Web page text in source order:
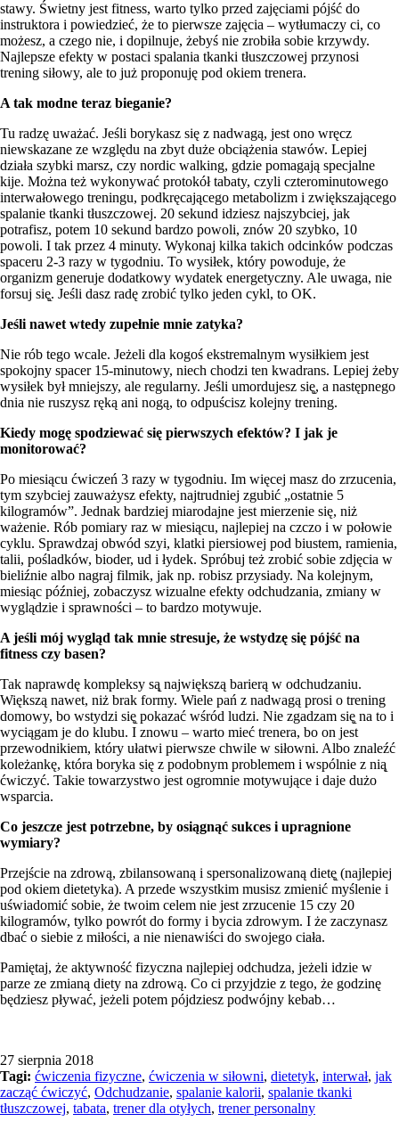
stawy. Świetny jest fitness, warto tylko przed zajęciami pójść do
instruktora i powiedzieć, że to pierwsze zajęcia – wytłumaczy ci, co
możesz, a czego nie, i dopilnuje, żebyś nie zrobiła sobie krzywdy.
Najlepsze efekty w postaci spalania tkanki tłuszczowej przynosi
trening siłowy, ale to już proponuję pod okiem trenera.
A tak modne teraz bieganie?
Tu radzę uważać. Jeśli borykasz się z nadwagą, jest ono wręcz
niewskazane ze względu na zbyt duże obciążenia stawów. Lepiej
działa szybki marsz, czy nordic walking, gdzie pomagają specjalne
kije. Można też wykonywać protokół tabaty, czyli czterominutowego
interwałowego treningu, podkręcającego metabolizm i zwiększającego
spalanie tkanki tłuszczowej. 20 sekund idziesz najszybciej, jak
potrafisz, potem 10 sekund bardzo powoli, znów 20 szybko, 10
powoli. I tak przez 4 minuty. Wykonaj kilka takich odcinków podczas
spaceru 2-3 razy w tygodniu. To wysiłek, który powoduje, że
organizm generuje dodatkowy wydatek energetyczny. Ale uwaga, nie
forsuj się̨. Jeśli dasz radę zrobić tylko jeden cykl, to OK.
Jeśli nawet wtedy zupełnie mnie zatyka?
Nie rób tego wcale. Jeżeli dla kogoś ekstremalnym wysiłkiem jest
spokojny spacer 15-minutowy, niech chodzi ten kwadrans. Lepiej żeby
wysiłek był mniejszy, ale regularny. Jeśli umordujesz się̨, a następnego
dnia nie ruszysz ręką ani nogą, to odpuścisz kolejny trening.
Kiedy mogę spodziewać się pierwszych efektów? I jak je
monitorować?
Po miesiącu ćwiczeń 3 razy w tygodniu. Im więcej masz do zrzucenia,
tym szybciej zauważysz efekty, najtrudniej zgubić „ostatnie 5
kilogramów”. Jednak bardziej miarodajne jest mierzenie się, niż
ważenie. Rób pomiary raz w miesiącu, najlepiej na czczo i w połowie
cyklu. Sprawdzaj obwód szyi, klatki piersiowej pod biustem, ramienia,
talii, pośladków, bioder, ud i łydek. Spróbuj też zrobić sobie zdjęcia w
bieliźnie albo nagraj filmik, jak np. robisz przysiady. Na kolejnym,
miesiąc później, zobaczysz wizualne efekty odchudzania, zmiany w
wyglądzie i sprawności – to bardzo motywuje.
A jeśli mój wygląd tak mnie stresuje, że wstydzę się pójść na
fitness czy basen?
Tak naprawdę kompleksy są̨ największą barierą w odchudzaniu.
Większą nawet, niż brak formy. Wiele pań z nadwagą prosi o trening
domowy, bo wstydzi się̨ pokazać wśród ludzi. Nie zgadzam się̨ na to i
wyciągam je do klubu. I znowu – warto mieć trenera, bo on jest
przewodnikiem, który ułatwi pierwsze chwile w siłowni. Albo znaleźć
koleżankę, która boryka się z podobnym problemem i wspólnie z nią̨
ćwiczyć. Takie towarzystwo jest ogromnie motywujące i daje dużo
wsparcia.
Co jeszcze jest potrzebne, by osiągnąć sukces i upragnione
wymiary?
Przejście na zdrową, zbilansowaną i spersonalizowaną dietę̨ (najlepiej
pod okiem dietetyka). A przede wszystkim musisz zmienić myślenie i
uświadomić sobie, że twoim celem nie jest zrzucenie 15 czy 20
kilogramów, tylko powrót do formy i bycia zdrowym. I że zaczynasz
dbać o siebie z miłości, a nie nienawiści do swojego ciała.
Pamiętaj, że aktywność fizyczna najlepiej odchudza, jeżeli idzie w
parze ze zmianą diety na zdrową. Co ci przyjdzie z tego, że godzinę
będziesz pływać, jeżeli potem pójdziesz podwójny kebab…
27 sierpnia 2018
Tagi: ćwiczenia fizyczne, ćwiczenia w siłowni, dietetyk, interwał, jak
zacząć ćwiczyć, Odchudzanie, spalanie kalorii, spalanie tkanki
tłuszczowej, tabata, trener dla otyłych, trener personalny